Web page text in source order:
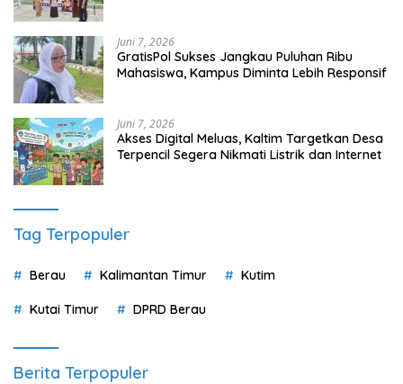
Juni 7, 2026
GratisPol Sukses Jangkau Puluhan Ribu
Mahasiswa, Kampus Diminta Lebih Responsif
Juni 7, 2026
Akses Digital Meluas, Kaltim Targetkan Desa
Terpencil Segera Nikmati Listrik dan Internet
Tag Terpopuler
Berau Kalimantan Timur Kutim
Kutai Timur DPRD Berau
Berita Terpopuler